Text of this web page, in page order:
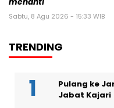
menanti
Sabtu, 8 Agu 2026 - 15:33 WIB
TRENDING
Pulang ke
Jabat Kajari